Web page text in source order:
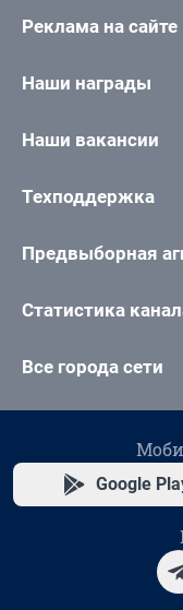
Реклама на сайте
Наши награды
Наши вакансии
Техподдержка
Предвыборная
Статистика
Все города сети
Google